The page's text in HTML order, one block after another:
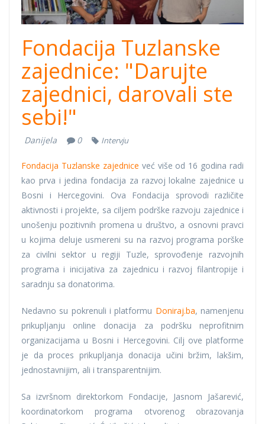
Fondacija Tuzlanske
zajednice: "Darujte
zajednici, darovali ste
sebi!"
Danijela 0 Intervju
Fondacija Tuzlanske zajednice već više od 16 godina radi
kao prva i jedina fondacija za razvoj lokalne zajednice u
Bosni i Hercegovini. Ova Fondacija sprovodi različite
aktivnosti i projekte, sa ciljem podrške razvoju zajednice i
unošenju pozitivnih promena u društvo, a osnovni pravci
u kojima deluje usmereni su na razvoj programa porške
za civilni sektor u regiji Tuzle, sprovođenje razvojnih
programa i inicijativa za zajednicu i razvoj filantropije i
saradnju sa donatorima.
Nedavno su pokrenuli i platformu Doniraj.ba, namenjenu
prikupljanju online donacija za podršku neprofitnim
organizacijama u Bosni i Hercegovini. Cilj ove platforme
je da proces prikupljanja donacija učini bržim, lakšim,
jednostavnijim, ali i transparentnijim.
Sa izvršnom direktorkom Fondacije, Jasnom Jašarević,
koordinatorkom programa otvorenog obrazovanja